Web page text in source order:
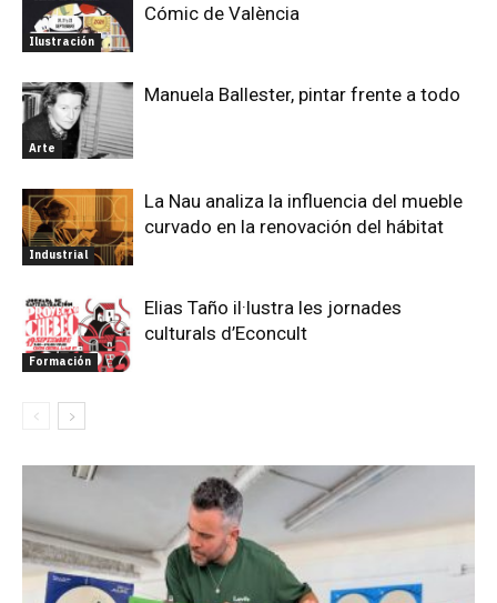
Ilustración
Cómic de València
Arte
Manuela Ballester, pintar frente a todo
Industrial
La Nau analiza la influencia del mueble
curvado en la renovación del hábitat
Formación
Elias Taño il·lustra les jornades
culturals d’Econcult